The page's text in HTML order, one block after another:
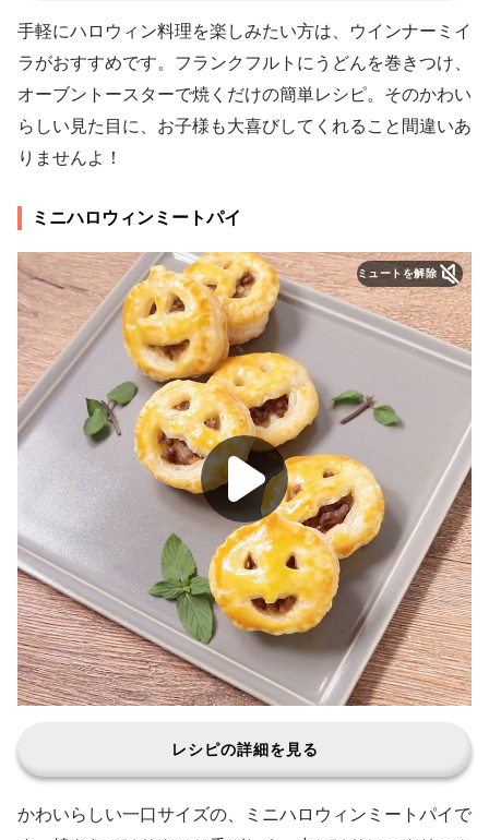
手軽にハロウィン料理を楽しみたい方は、ウインナーミイ
ラがおすすめです。フランクフルトにうどんを巻きつけ、
オーブントースターで焼くだけの簡単レシピ。そのかわい
らしい見た目に、お子様も大喜びしてくれること間違いあ
りませんよ！
ミニハロウィンミートパイ
ミュートを解除
レシピの詳細を見る
かわいらしい一口サイズの、ミニハロウィンミートパイで